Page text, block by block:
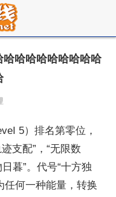
哈哈哈哈哈哈哈哈
5）排名第零位，
支配”，“无限数
日暮”。代号“十方独
任何一种能量，转换